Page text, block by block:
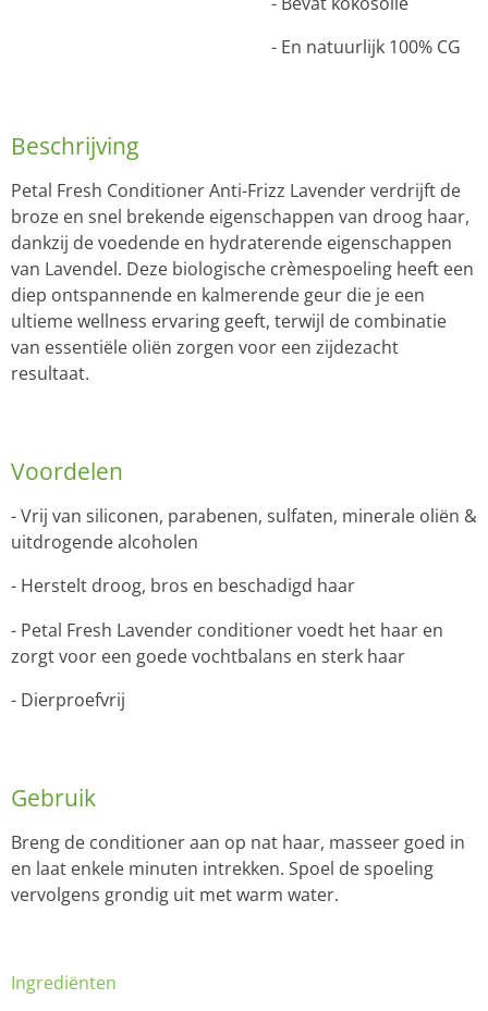
- En natuurlijk 100% CG
Beschrijving
Petal Fresh Conditioner Anti-Frizz Lavender verdrijft de
broze en snel brekende eigenschappen van droog haar,
dankzij de voedende en hydraterende eigenschappen
van Lavendel. Deze biologische crèmespoeling heeft een
diep ontspannende en kalmerende geur die je een
ultieme wellness ervaring geeft, terwijl de combinatie
van essentiële oliën zorgen voor een zijdezacht
resultaat.
Voordelen
- Vrij van siliconen, parabenen, sulfaten, minerale oliën &
uitdrogende alcoholen
- Herstelt droog, bros en beschadigd haar
- Petal Fresh Lavender conditioner voedt het haar en
zorgt voor een goede vochtbalans en sterk haar
- Dierproefvrij
Gebruik
Breng de conditioner aan op nat haar, masseer goed in
en laat enkele minuten intrekken. Spoel de spoeling
vervolgens grondig uit met warm water.
Ingrediënten